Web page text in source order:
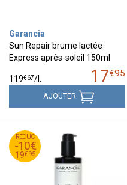
Garancia
Sun Repair brume lactée
Express après-soleil 150ml
17€95
119€67/
AJOUTER
RÉDUC
-10€
19€95
29
€
95
19
€
95